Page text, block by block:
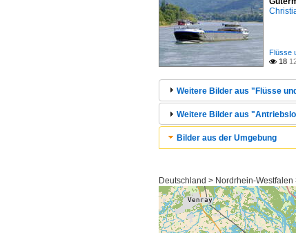
Flüsse
 18
Weitere Bilder aus "Flüsse
Weitere Bilder aus
Bilder aus der Umgebung
Deutschland > Nordrhein-